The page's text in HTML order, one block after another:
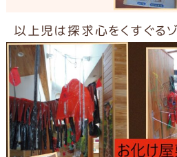
以上児は探求心をくすぐる